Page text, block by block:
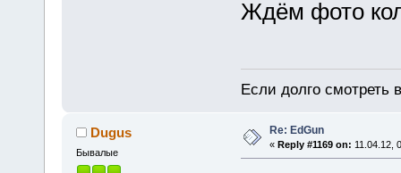
Ждём фото
Если долго смотреть
Dugus
Бывалые
Re: EdGun
« Reply #1169 on: 11.04.12,